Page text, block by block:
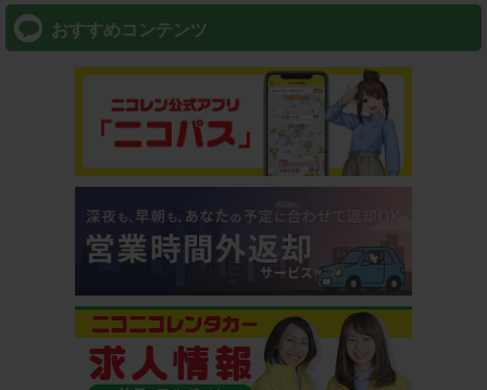
おすすめコンテンツ